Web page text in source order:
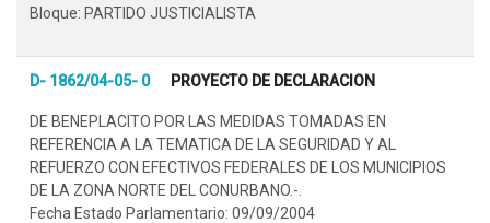
Bloque: PARTIDO JUSTICIALISTA
D- 1862/04-05- 0 PROYECTO DE DECLARACION
DE BENEPLACITO POR LAS MEDIDAS TOMADAS EN
REFERENCIA A LA TEMATICA DE LA SEGURIDAD Y AL
REFUERZO CON EFECTIVOS FEDERALES DE LOS MUNICIPIOS
DE LA ZONA NORTE DEL CONURBANO.-.
Fecha Estado Parlamentario: 09/09/2004